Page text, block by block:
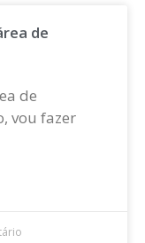
de
de
vou fazer